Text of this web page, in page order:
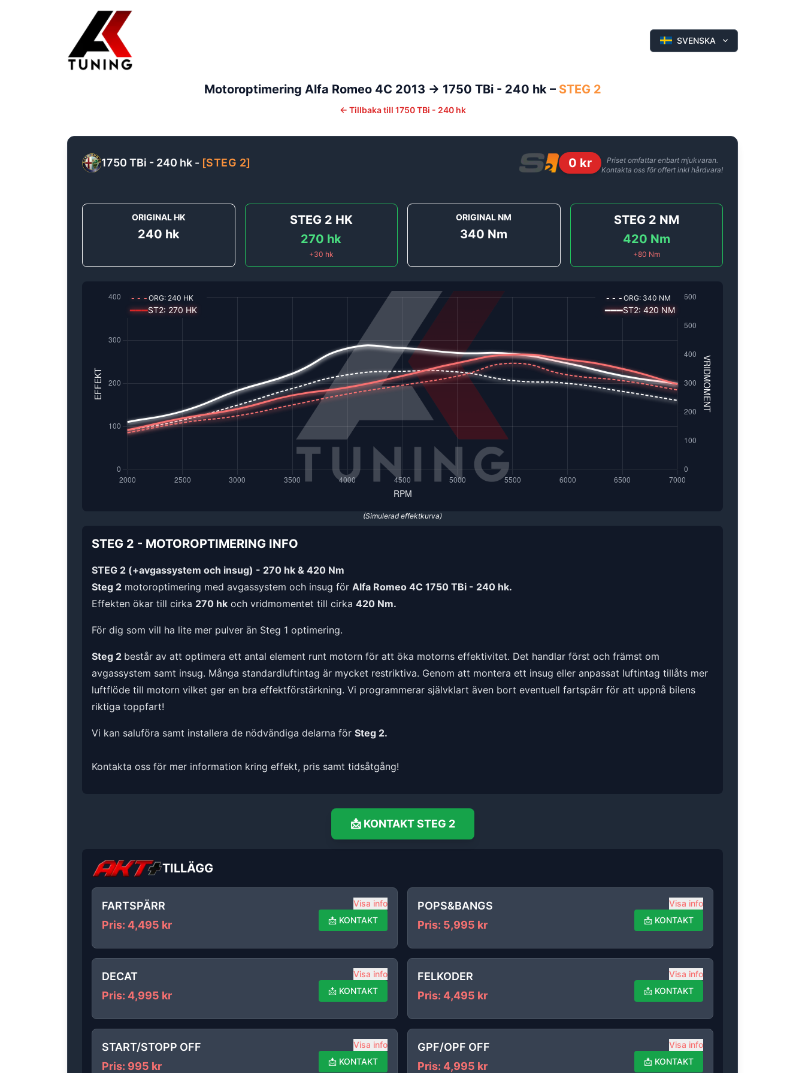
SVENSKA
Motoroptimering Alfa Romeo 4C 2013 -> 1750 TBi - 240 hk– STEG 2
← Tillbaka till 1750 TBi - 240 hk
1750 TBi - 240 hk - [STEG 2] 0 kr
Priset omfattar enbart mjukvaran.
Kontakta oss för offert inkl hårdvara!
ORIGINAL HK
240 hk
STEG 2 HK
270 hk
+30 hk
ORIGINAL NM
340 Nm
STEG 2 NM
420 Nm
+80 Nm
---ORG: 240 HK
━━━ST2: 270 HK
---ORG: 340 NM
━━━ST2: 420 NM
(Simulerad effektkurva)
STEG 2 - MOTOROPTIMERING INFO
STEG 2 (+avgassystem och insug) - 270 hk & 420 Nm
Steg 2 motoroptimering med avgassystem och insug för Alfa Romeo 4C 1750 TBi - 240 hk.
Effekten ökar till cirka 270 hk och vridmomentet till cirka 420 Nm.
För dig som vill ha lite mer pulver än Steg 1 optimering.
Steg 2 består av att optimera ett antal element runt motorn för att öka motorns effektivitet. Det handlar först och främst om
avgassystem samt insug. Många standardluftintag är mycket restriktiva. Genom att montera ett insug eller anpassat luftintag tillåts mer
luftflöde till motorn vilket ger en bra effektförstärkning. Vi programmerar självklart även bort eventuell fartspärr för att uppnå bilens
riktiga toppfart!
Vi kan saluföra samt installera de nödvändiga delarna för Steg 2.
Kontakta oss för mer information kring effekt, pris samt tidsåtgång!
📩 KONTAKT STEG 2
TILLÄGG
FARTSPÄRR
Pris: 4,495 kr
Visa info
📩 KONTAKT
POPS&BANGS
Pris: 5,995 kr
Visa info
📩 KONTAKT
DECAT
Pris: 4,995 kr
Visa info
📩 KONTAKT
FELKODER
Pris: 4,495 kr
Visa info
📩 KONTAKT
START/STOPP OFF
Pris: 995 kr
Visa info
📩 KONTAKT
GPF/OPF OFF
Pris: 4,995 kr
Visa info
📩 KONTAKT